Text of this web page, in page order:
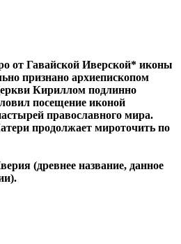
от Гавайской Иверской* иконы
признано архиепископом
Кириллом подлинно
посещение иконой
православного мира.
продолжает мироточить по
(древнее название, данное